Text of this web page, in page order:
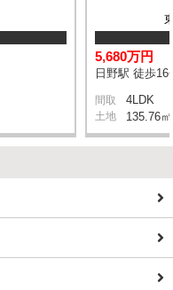
5,680万円
日野駅 徒歩16
間取 4LDK
土地 135.76㎡